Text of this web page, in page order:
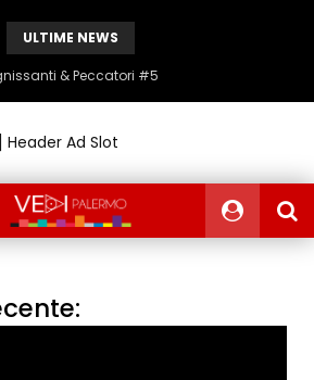
ULTIME NEWS
& Peccatori #5
Header Ad Slot